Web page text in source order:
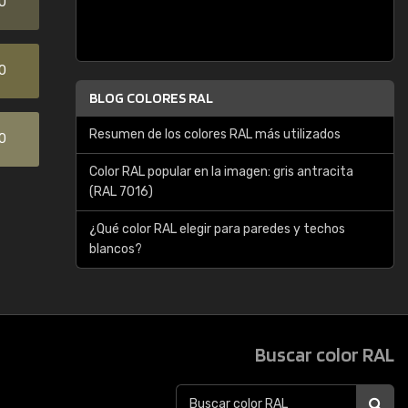
BLOG COLORES RAL
Resumen de los colores RAL más utilizados
Color RAL popular en la imagen: gris antracita
(RAL 7016)
¿Qué color RAL elegir para paredes y techos
blancos?
Buscar color RAL